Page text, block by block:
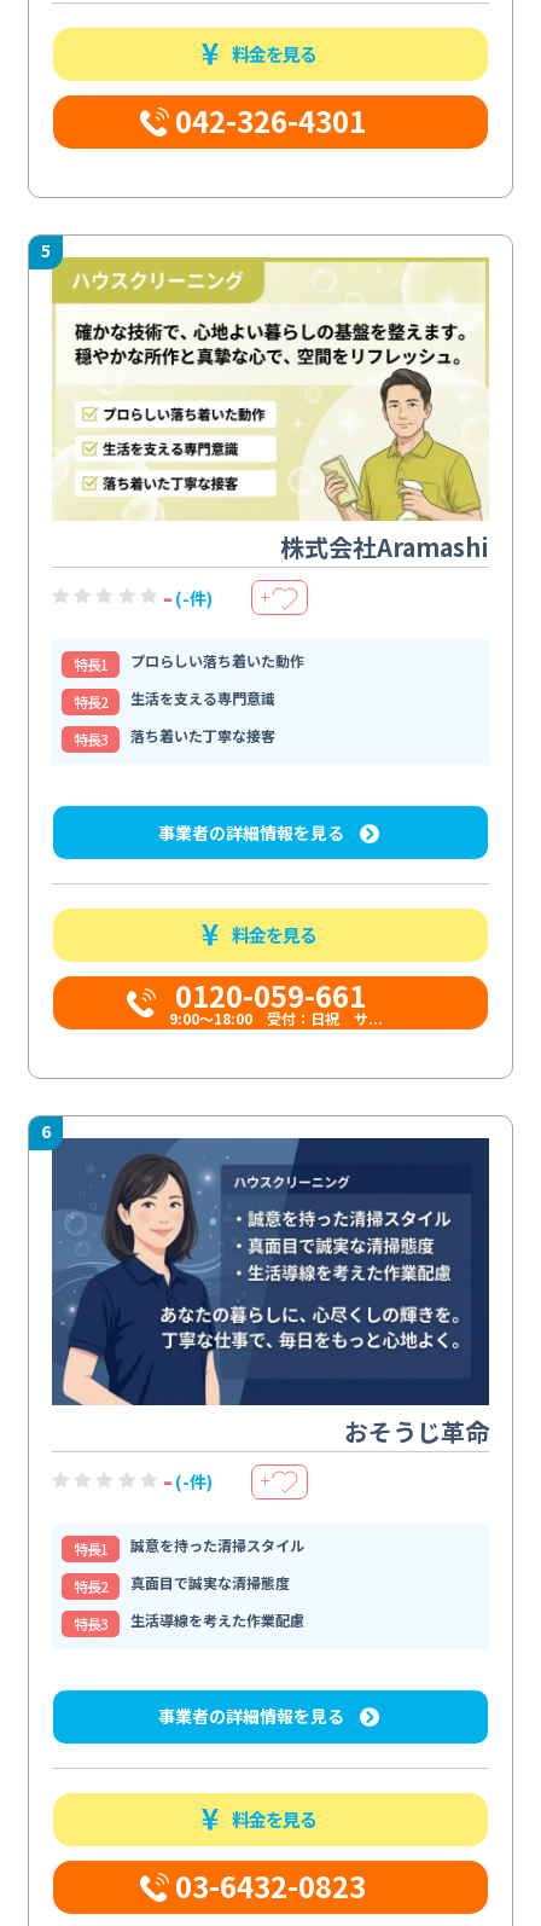
料金を見る
042-326-4301
5
株式会社Aramashi
- (-件) ＋
特⻑1
プロらしい落ち着いた動作
特⻑2
生活を支える専門意識
特⻑3
落ち着いた丁寧な接客
事業者の詳細情報を見る
料金を見る
0120-059-661
9:00〜18:00 受付：日祝 サ...
6
おそうじ革命
- (-件) ＋
特⻑1
誠意を持った清掃スタイル
特⻑2
真面目で誠実な清掃態度
特⻑3
生活導線を考えた作業配慮
事業者の詳細情報を見る
料金を見る
03-6432-0823